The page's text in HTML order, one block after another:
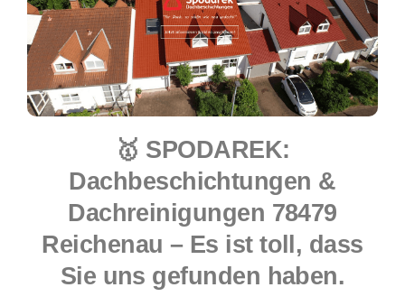
🥇 SPODAREK:
Dachbeschichtungen &
Dachreinigungen 78479
Reichenau – Es ist toll, dass
Sie uns gefunden haben.